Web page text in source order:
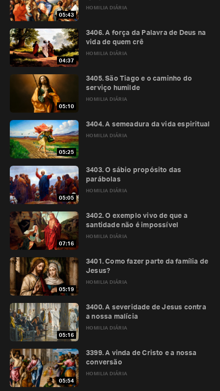
05:43
HOMILIA DIÁRIA
04:37
HOMILIA DIÁRIA
3406. A força da Palavra de Deus na
vida de quem crê
05:10
HOMILIA DIÁRIA
3405. São Tiago e o caminho do
serviço humilde
05:25
HOMILIA DIÁRIA
3404. A semeadura da vida espiritual
05:05
HOMILIA DIÁRIA
3403. O sábio propósito das
parábolas
07:16
HOMILIA DIÁRIA
3402. O exemplo vivo de que a
santidade não é impossível
05:19
HOMILIA DIÁRIA
3401. Como fazer parte da família de
Jesus?
05:16
HOMILIA DIÁRIA
3400. A severidade de Jesus contra
a nossa malícia
05:54
HOMILIA DIÁRIA
3399. A vinda de Cristo e a nossa
conversão